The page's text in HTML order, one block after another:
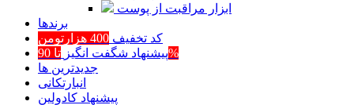
ابزار مراقبت از پوست
برند‌ها
کد تخفیف 400 هزارتومن
پیشنهاد شگفت انگیزتا 90%
جدیدترین ها
انبارتکانی
پیشنهاد کادولین